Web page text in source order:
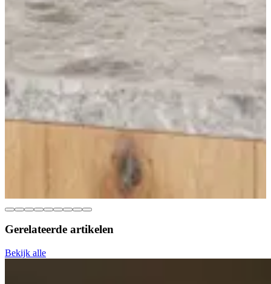
Gerelateerde artikelen
Bekijk alle